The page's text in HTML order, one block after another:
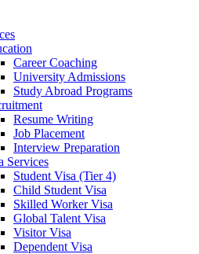
Career Coaching
University Admissions
Study Abroad Programs
Resume Writing
Job Placement
Interview Preparation
Services
Student Visa (Tier 4)
Child Student Visa
Skilled Worker Visa
Global Talent Visa
Visitor Visa
Dependent Visa